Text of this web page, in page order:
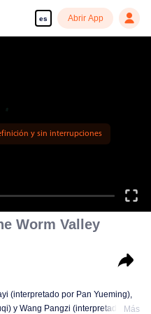
es Abrir App
y sin interrupciones
Worm Valley
(interpretado por Pan Yueming),
y Wang Pangzi (interpretado por
Más